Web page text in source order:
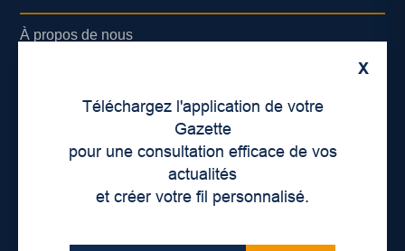
X
Téléchargez l'application de votre
Gazette
pour une consultation efficace de vos
actualités
et créer votre fil personnalisé.
À propos de nous
Lieux de distribution